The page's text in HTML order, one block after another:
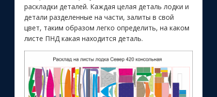
раскладки деталей. Каждая целая деталь лодки и
детали разделенные на части, залиты в свой
цвет, таким образом легко определить, на каком
листе ПНД какая находится деталь.